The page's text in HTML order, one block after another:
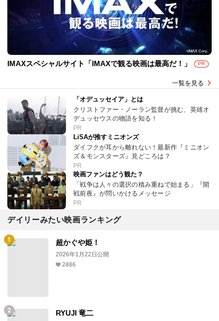
IMAXスペシャルサイト「IMAXで観る映画は最高だ！」 PR
一覧を見る
「オデュッセイア」とは
クリストファー・ノーラン監督が挑む、英雄オ
デュッセウスの物語を知る！
PR
LiSAが推すミニオンズ
ダイフクが耳から離れない！最新作『ミニオン
ズ＆モンスターズ』見どころは？
PR
映画ファンはどう観た？
「戦争は人々の選択の積み重ねで始まる」『開
戦前夜』が問いかけるメッセージ
PR
デイリーみたい映画ランキング
超かぐや姫！
2026年1月22日公開
2886
RYUJI 竜二